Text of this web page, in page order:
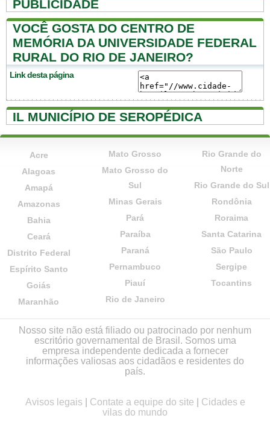
PUBLICIDADE
VOCÊ GOSTA DO CENTRO DE
MEMÓRIA DA UNIVERSIDADE FEDERAL
RURAL DO RIO DE JANEIRO?
Link desta página
IL MUNICÍPIO DE SEROPÉDICA
Acre
Alagoas
Amapá
Amazonas
Bahia
Ceará
Distrito Federal
Espírito Santo
Goiás
Maranhão
Mato Grosso
Mato Grosso do
Sul
Minas Gerais
Pará
Paraíba
Paraná
Pernambuco
Piauí
Rio de Janeiro
Rio Grande do
Norte
Rio Grande do Sul
Rondônia
Roraima
Santa Catarina
São Paulo
Sergipe
Tocantins
Nosso site não está filiado ou patrocinado por nenhum
escritório governamental de Brasil. Somos uma
empresa independente dedicada a fornecer
informações valiosas aos cidadãos e residentes do
país.
Avisos legais Contate a equipe do site
Cidades e
vilas do mundo